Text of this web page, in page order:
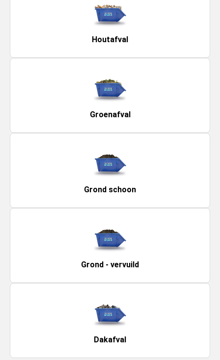
Houtafval
Groenafval
Grond schoon
Grond - vervuild
Dakafval